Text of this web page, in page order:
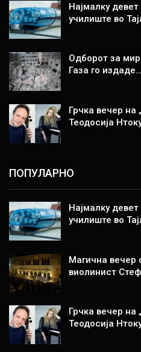
Најмалку
училиште во
Одборот за
Газа го издаде…
Грчка вечер на
Теодосија
ПОПУЛАРНО
Најмалку
училиште во
Магична вечер
виолинист
Грчка вечер на
Теодосија